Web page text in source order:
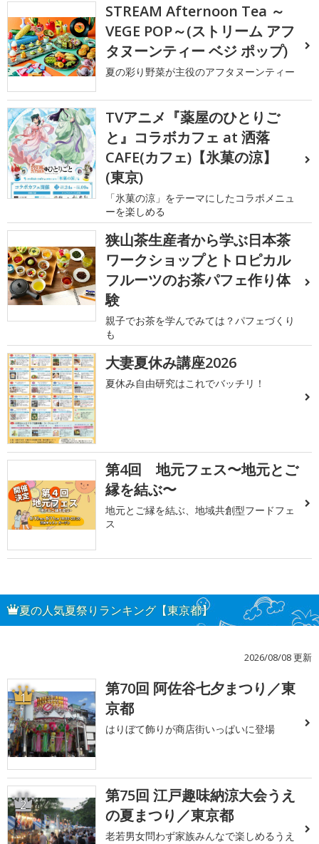
STREAM Afternoon Tea ～
VEGE POP～(ストリーム アフ
タヌーンティー ベジ ポップ)
夏の彩り野菜が主役のアフタヌーンティー
TVアニメ『薬屋のひとりご
と』コラボカフェ at 洒落
CAFE(カフェ)【氷菓の涼】
(東京)
「氷菓の涼」をテーマにしたコラボメニュ
ーを楽しめる
狭山茶生産者から学ぶ日本茶
ワークショップとトロピカル
フルーツのお茶パフェ作り体
験
親子でお茶を学んでみては？パフェづくり
も
大妻夏休み講座2026
夏休み自由研究はこれでバッチリ！
第4回 地元フェス〜地元とご
縁を結ぶ〜
地元とご縁を結ぶ、地域共創型フードフェ
ス
夏の人気夏祭りランキング【東京都】
2026/08/08 更新
1
第70回 阿佐谷七夕まつり／東
京都
はりぼて飾りが商店街いっぱいに登場
2
第75回 江戸趣味納涼大会うえ
の夏まつり／東京都
老若男女問わず家族みんなで楽しめるうえ